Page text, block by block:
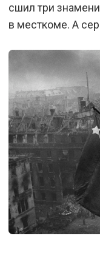
сшил три
в месткоме. А